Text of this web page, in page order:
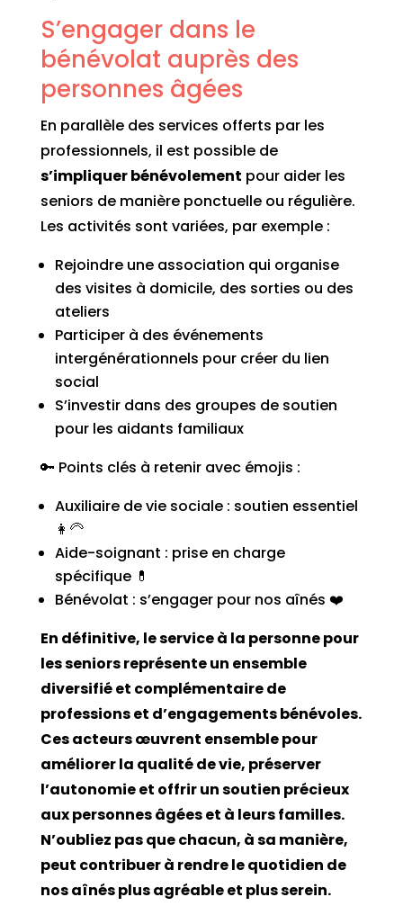
S’engager dans le
bénévolat auprès des
personnes âgées
En parallèle des services offerts par les
professionnels, il est possible de
s’impliquer bénévolement pour aider les
seniors de manière ponctuelle ou régulière.
Les activités sont variées, par exemple :
Rejoindre une association qui organise
des visites à domicile, des sorties ou des
ateliers
Participer à des événements
intergénérationnels pour créer du lien
social
S’investir dans des groupes de soutien
pour les aidants familiaux
🔑 Points clés à retenir avec émojis :
Auxiliaire de vie sociale : soutien essentiel
👩‍🦳
Aide-soignant : prise en charge
spécifique 💊
Bénévolat : s’engager pour nos aînés ❤️
En définitive, le service à la personne pour
les seniors représente un ensemble
diversifié et complémentaire de
professions et d’engagements bénévoles.
Ces acteurs œuvrent ensemble pour
améliorer la qualité de vie, préserver
l’autonomie et offrir un soutien précieux
aux personnes âgées et à leurs familles.
N’oubliez pas que chacun, à sa manière,
peut contribuer à rendre le quotidien de
nos aînés plus agréable et plus serein.